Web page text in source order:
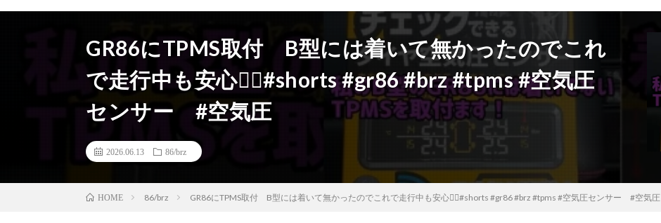
GR86にTPMS取付 B型には着いて無かったのでこれ
で走行中も安心😮‍💨#shorts #gr86 #brz #tpms #空気圧
センサー #空気圧
2026.06.13 86/brz
HOME 86/brz GR86にTPMS取付 B型には着いて無かったのでこれで走行中も安心😮‍💨#shorts #gr86 #brz #tpms #空気圧センサー #空気圧